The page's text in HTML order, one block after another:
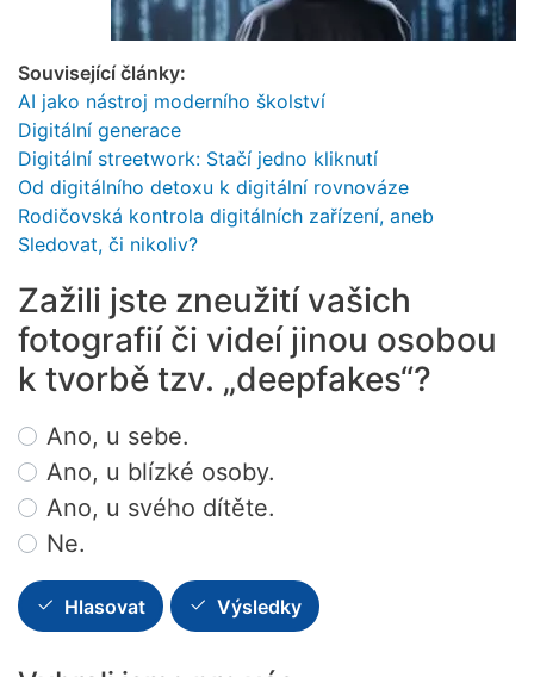
Související články:
AI jako nástroj moderního školství
Digitální generace
Digitální streetwork: Stačí jedno kliknutí
Od digitálního detoxu k digitální rovnováze
Rodičovská kontrola digitálních zařízení, aneb
Sledovat, či nikoliv?
Zažili jste zneužití vašich
fotografií či videí jinou osobou
k tvorbě tzv. „deepfakes“?
Choices
Ano, u sebe.
Ano, u blízké osoby.
Ano, u svého dítěte.
Ne.
Hlasovat Výsledky